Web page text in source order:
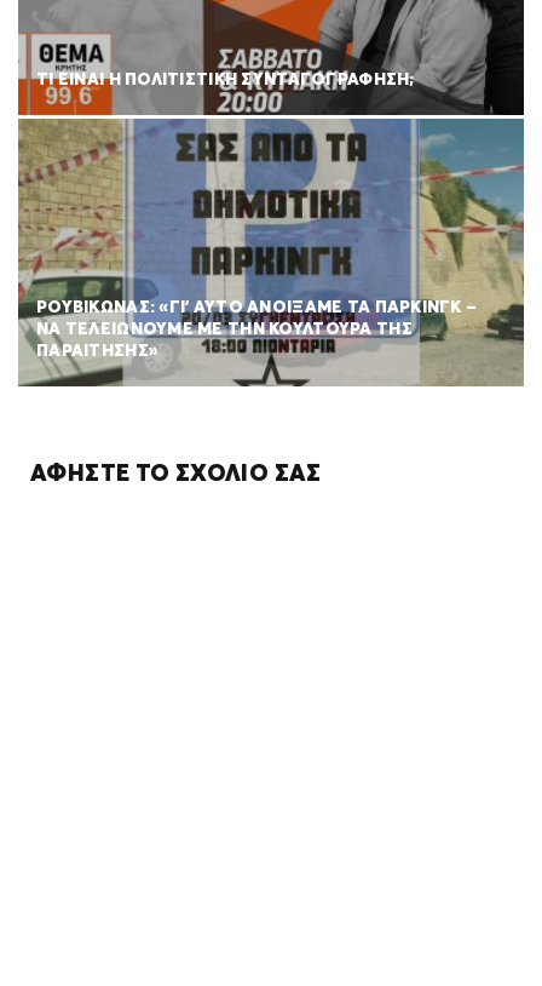
ΤΙ ΕΙΝΑΙ Η ΠΟΛΙΤΙΣΤΙΚΗ ΣΥΝΤΑΓΟΓΡΑΦΗΣΗ;
ΡΟΥΒΊΚΩΝΑΣ: «ΓΙ’ ΑΥΤΌ ΑΝΟΊΞΑΜΕ ΤΑ ΠΆΡΚΙΝΓΚ –
ΝΑ ΤΕΛΕΙΏΝΟΥΜΕ ΜΕ ΤΗΝ ΚΟΥΛΤΟΎΡΑ ΤΗΣ
ΠΑΡΑΊΤΗΣΗΣ»
ΑΦΉΣΤΕ ΤΟ ΣΧΌΛΙΌ ΣΑΣ